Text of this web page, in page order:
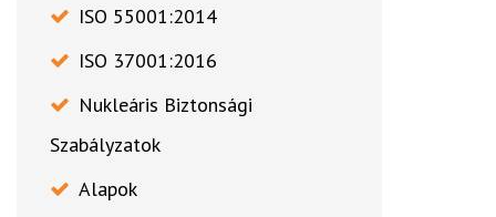
ISO 55001:2014
ISO 37001:2016
Nukleáris Biztonsági
Szabályzatok
Alapok